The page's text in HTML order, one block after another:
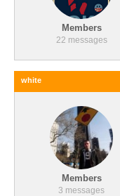
Members
22 messages
white
Members
3 messages